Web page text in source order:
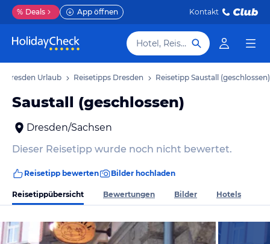
% Deals App öffnen Kontakt
Hotel, Reiseziel
Dresden Urlaub Reisetipps Dresden Reisetipp Saustall (geschlossen)
Saustall (geschlossen)
Dresden/Sachsen
Dieser Reisetipp wurde noch nicht bewertet.
Reisetipp bewerten Bilder hochladen
Reisetippübersicht Bewertungen Bilder Hotels